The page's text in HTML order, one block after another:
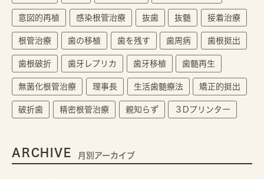
意図的再植 感染根管治療 抜歯 抜髄 接着治療
根管治療 歯の移植 歯を残す 歯周病 歯根挺出
歯根破折 歯牙レプリカ 歯牙移植 歯髄再生
無菌化根管治療 理事長 生活歯髄療法 矯正的挺出
破折歯 精密根管治療 親知らず ３Dプリンター
ARCHIVE 月別アーカイブ